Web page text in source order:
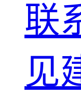
联
见